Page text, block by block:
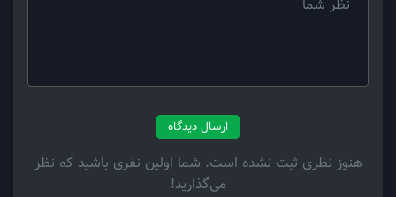
ارسال دیدگاه
هنوز نظری ثبت نشده است. شما اولین نفری باشید که نظر
می‌گذارید!